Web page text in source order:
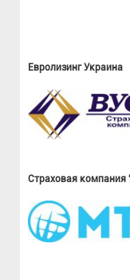
Евролизинг Украина
Страховая компания